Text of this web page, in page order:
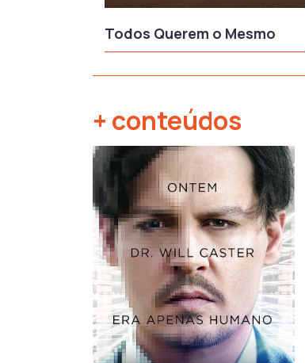
Todos Querem o Mesmo
+ conteúdos
‹